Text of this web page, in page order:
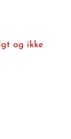
og ikke